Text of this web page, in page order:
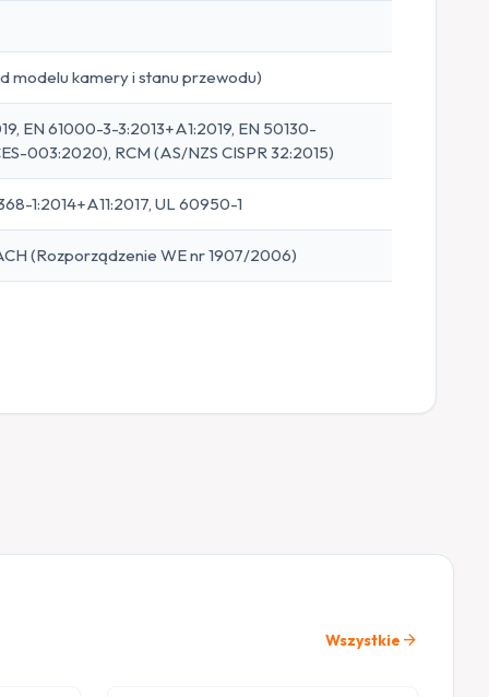
modelu kamery i stanu przewodu)
EN 61000-3-3:2013+A1:2019, EN 50130-
003:2020), RCM (AS/NZS CISPR 32:2015)
1:2014+A11:2017, UL 60950-1
(Rozporządzenie WE nr 1907/2006)
Wszystkie arrow_forward